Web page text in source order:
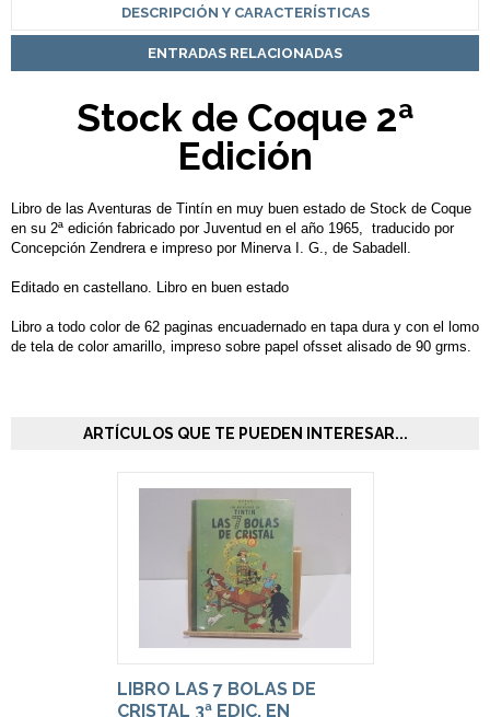
DESCRIPCIÓN Y CARACTERÍSTICAS
ENTRADAS RELACIONADAS
Stock de Coque 2ª
Edición
Libro de las Aventuras de Tintín en muy buen estado de Stock de Coque
en su 2ª edición fabricado por Juventud en el año 1965, traducido por
Concepción Zendrera e impreso por Minerva I. G., de Sabadell.
Editado en castellano. Libro en buen estado
Libro a todo color de 62 paginas encuadernado en tapa dura y con el lomo
de tela de color amarillo, impreso sobre papel ofsset alisado de 90 grms.
ARTÍCULOS QUE TE PUEDEN INTERESAR...
LIBRO LAS 7 BOLAS DE
CRISTAL 3ª EDIC. EN